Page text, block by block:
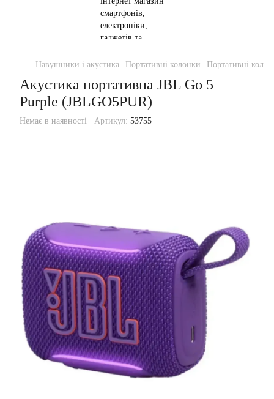
Навушники і акустика Портативні колонки Портативні
Акустика портативна JBL Go 5
Purple (JBLGO5PUR)
Немає в наявності Артикул: 53755